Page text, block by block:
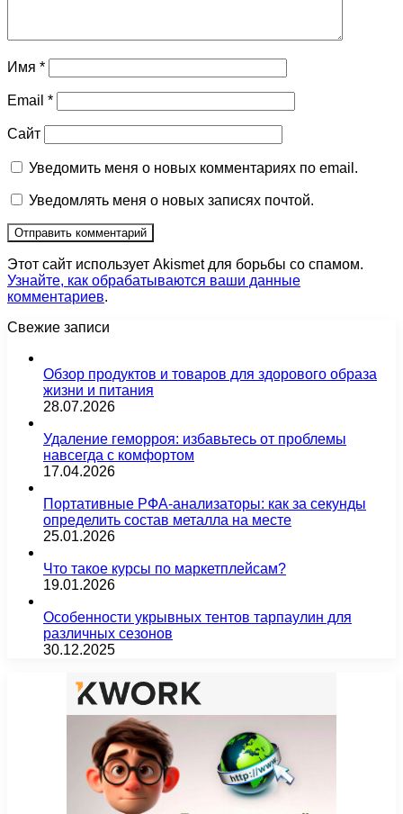
Имя *
Email *
Сайт
Уведомить меня о новых комментариях по email.
Уведомлять меня о новых записях почтой.
Этот сайт использует Akismet для борьбы со спамом.
Узнайте, как обрабатываются ваши данные
комментариев.
Свежие записи
Обзор продуктов и товаров для здорового образа
жизни и питания
28.07.2026
Удаление геморроя: избавьтесь от проблемы
навсегда с комфортом
17.04.2026
Портативные РФА-анализаторы: как за секунды
определить состав металла на месте
25.01.2026
Что такое курсы по маркетплейсам?
19.01.2026
Особенности укрывных тентов тарпаулин для
различных сезонов
30.12.2025